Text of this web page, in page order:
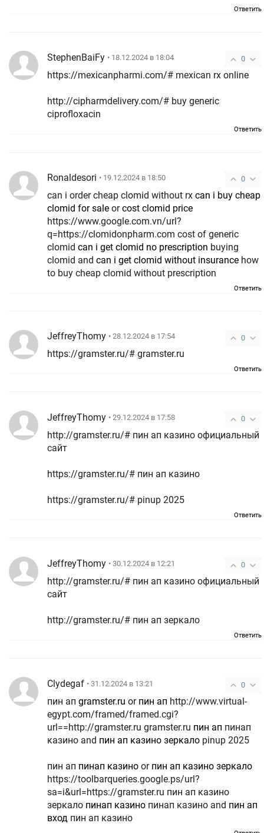
Ответить
0
StephenBaiFy • 18.12.2024 в 18:04
https://mexicanpharmi.com/# mexican rx online
http://cipharmdelivery.com/# buy generic
ciprofloxacin
Ответить
0
Ronaldesori • 19.12.2024 в 18:50
can i order cheap clomid without rx can i buy cheap
clomid for sale orcost clomid price
https://www.google.com.vn/url?
q=https://clomidonpharm.com cost of generic
clomid can i get clomid no prescription buying
clomid and can i get clomid without insurance how
to buy cheap clomid without prescription
Ответить
0
JeffreyThomy • 28.12.2024 в 17:54
https://gramster.ru/# gramster.ru
Ответить
0
JeffreyThomy • 29.12.2024 в 17:58
http://gramster.ru/# пин ап казино официальный
сайт
https://gramster.ru/# пин ап казино
https://gramster.ru/# pinup 2025
Ответить
0
JeffreyThomy • 30.12.2024 в 12:21
http://gramster.ru/# пин ап казино официальный
сайт
http://gramster.ru/# пин ап зеркало
Ответить
0
Clydegaf • 31.12.2024 в 13:21
пин ап gramster.ru or пин ап
egypt.com/framed/framed.cgi?
url==http://gramster.ru gramster.ru пин ап пинап
казино and пин ап казино зеркало pinup 2025
пин ап пинап казино or пин ап казино зеркало
https://toolbarqueries.google.ps/url?
sa=i&url=https://gramster.ru пин ап казино
зеркало пинап казино пинап казино and пин ап
вход пин ап казино